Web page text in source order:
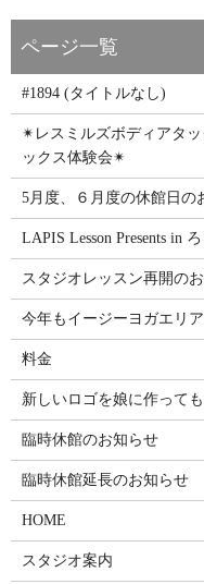
#1894 (タイトルなし)
✴レスミルズボディアタ
ックス体験会✴
5月度、６月度の休館日の
LAPIS Lesson Presents in
スタジオレッスン再開の
今年もイージーヨガエリ
料金
新しいロゴを娘に作って
臨時休館のお知らせ
臨時休館延長のお知らせ
HOME
スタジオ案内